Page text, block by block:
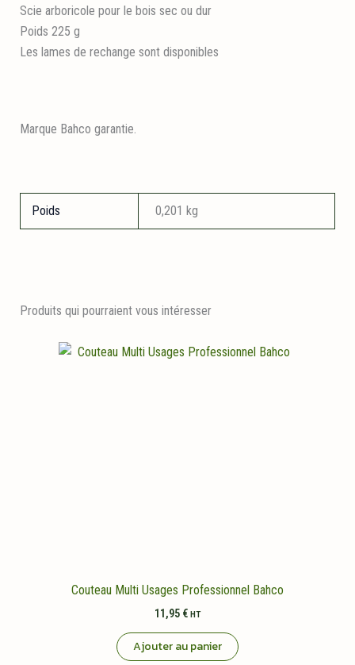
Scie arboricole pour le bois sec ou dur
Poids 225 g
Les lames de rechange sont disponibles
Marque Bahco garantie.
Poids 0,201 kg
Produits qui pourraient vous intéresser
Couteau Multi Usages Professionnel Bahco
11,95 € HT
Ajouter au panier